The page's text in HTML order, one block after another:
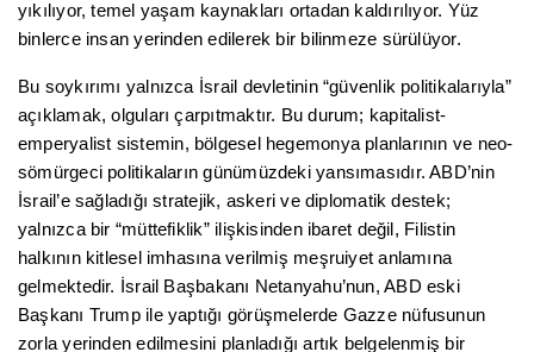
yıkılıyor, temel yaşam kaynakları ortadan kaldırılıyor. Yüz
binlerce insan yerinden edilerek bir bilinmeze sürülüyor.
Bu soykırımı yalnızca İsrail devletinin “güvenlik politikalarıyla”
açıklamak, olguları çarpıtmaktır. Bu durum; kapitalist-
emperyalist sistemin, bölgesel hegemonya planlarının ve neo-
sömürgeci politikaların günümüzdeki yansımasıdır. ABD’nin
İsrail’e sağladığı stratejik, askeri ve diplomatik destek;
yalnızca bir “müttefiklik” ilişkisinden ibaret değil, Filistin
halkının kitlesel imhasına verilmiş meşruiyet anlamına
gelmektedir. İsrail Başbakanı Netanyahu’nun, ABD eski
Başkanı Trump ile yaptığı görüşmelerde Gazze nüfusunun
zorla yerinden edilmesini planladığı artık belgelenmiş bir